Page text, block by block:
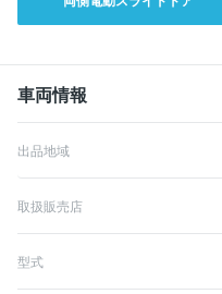
車両情報
出品地域
取扱販売店
型式